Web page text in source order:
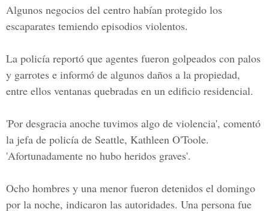
Algunos negocios del centro habían protegido los
escaparates temiendo episodios violentos.
La policía reportó que agentes fueron golpeados con palos
y garrotes e informó de algunos daños a la propiedad,
entre ellos ventanas quebradas en un edificio residencial.
'Por desgracia anoche tuvimos algo de violencia', comentó
la jefa de policía de Seattle, Kathleen O'Toole.
'Afortunadamente no hubo heridos graves'.
Ocho hombres y una menor fueron detenidos el domingo
por la noche, indicaron las autoridades. Una persona fue